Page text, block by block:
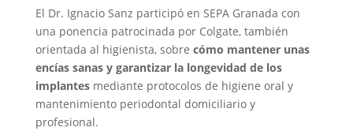
El Dr. Ignacio Sanz participó en SEPA Granada con
una ponencia patrocinada por Colgate, también
orientada al higienista, sobre cómo mantener unas
encías sanas y garantizar la longevidad de los
implantesmediante protocolos de higiene oral y
mantenimiento periodontal domiciliario y
profesional.